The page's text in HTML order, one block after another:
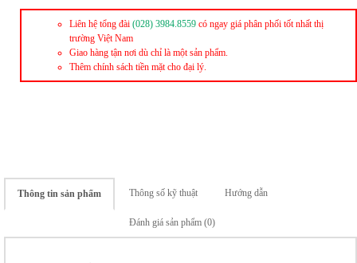
Liên hệ tổng đài (028) 3984.8559 có ngay giá phân phối tốt nhất thị
trường Việt Nam
Giao hàng tận nơi dù chỉ là một sản phẩm.
Thêm chính sách tiền mặt cho đại lý.
Thông tin sản phẩm Thông số kỹ thuật Hướng dẫn
Đánh giá sản phẩm (0)